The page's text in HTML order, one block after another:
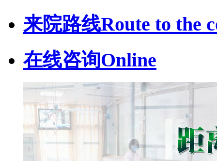
来院路线Route to the
在线咨询Online